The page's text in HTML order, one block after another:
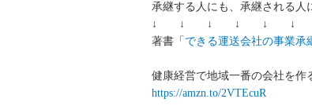
承継する人にも、承継される人
↓ ↓ ↓ ↓ ↓ ↓
著書「 できる運送会社の事業承
健康経営で地域一番の会社を作
https://amzn.to/2VTEcuR